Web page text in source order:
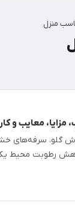
منزل
مزایا، معایب و
گلو، سرفه‌های
رطوبت محیط